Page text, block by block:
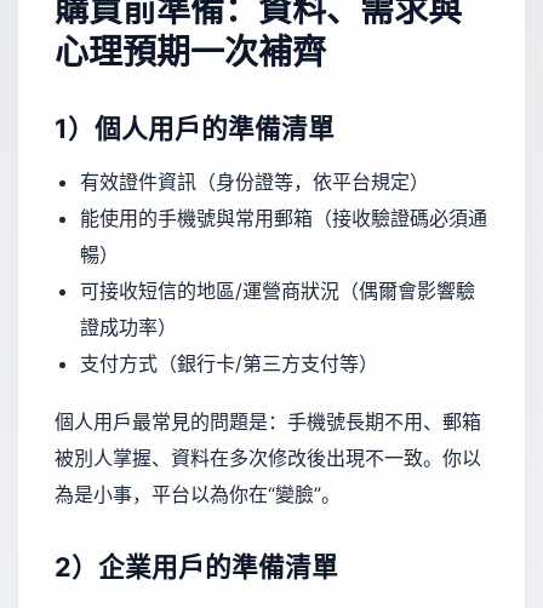
購買前準備：資料、需求與
心理預期一次補齊
1）個人用戶的準備清單
有效證件資訊（身份證等，依平台規定）
能使用的手機號與常用郵箱（接收驗證碼必須通
暢）
可接收短信的地區/運營商狀況（偶爾會影響驗
證成功率）
支付方式（銀行卡/第三方支付等）
個人用戶最常見的問題是：手機號長期不用、郵箱
被別人掌握、資料在多次修改後出現不一致。你以
為是小事，平台以為你在“變臉”。
2）企業用戶的準備清單